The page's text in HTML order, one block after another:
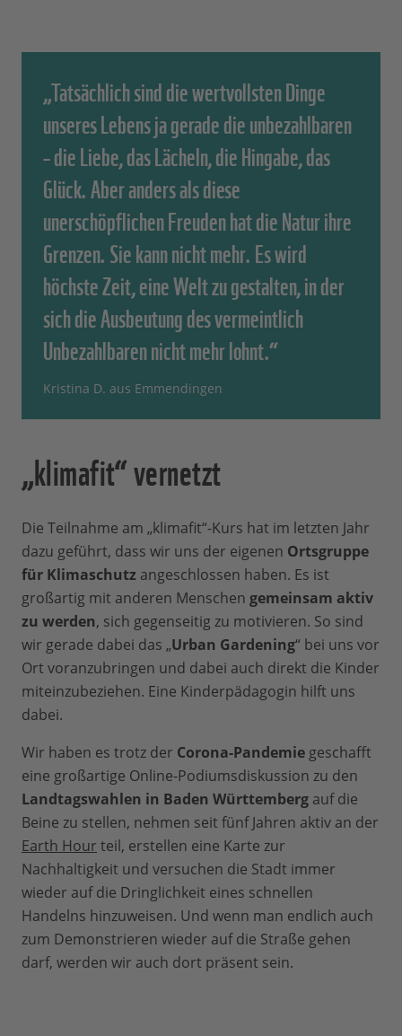
„Tatsächlich sind die wertvollsten Dinge
unseres Lebens ja gerade die unbezahlbaren
– die Liebe, das Lächeln, die Hingabe, das
Glück. Aber anders als diese
unerschöpflichen Freuden hat die Natur ihre
Grenzen. Sie kann nicht mehr. Es wird
höchste Zeit, eine Welt zu gestalten, in der
sich die Ausbeutung des vermeintlich
Unbezahlbaren nicht mehr lohnt.“
Kristina D. aus Emmendingen
„klimafit“ vernetzt
Die Teilnahme am „klimafit“-Kurs hat im letzten Jahr
dazu geführt, dass wir uns der eigenen Ortsgruppe
für Klimaschutz angeschlossen haben. Es ist
großartig mit anderen Menschen gemeinsam aktiv
zu werden, sich gegenseitig zu motivieren. So sind
wir gerade dabei das „Urban Gardening“ bei uns vor
Ort voranzubringen und dabei auch direkt die Kinder
miteinzubeziehen. Eine Kinderpädagogin hilft uns
dabei.
Wir haben es trotz der Corona-Pandemie geschafft
eine großartige Online-Podiumsdiskussion zu den
Landtagswahlen in Baden Württemberg auf die
Beine zu stellen, nehmen seit fünf Jahren aktiv an der
Earth Hour teil, erstellen eine Karte zur
Nachhaltigkeit und versuchen die Stadt immer
wieder auf die Dringlichkeit eines schnellen
Handelns hinzuweisen. Und wenn man endlich auch
zum Demonstrieren wieder auf die Straße gehen
darf, werden wir auch dort präsent sein.